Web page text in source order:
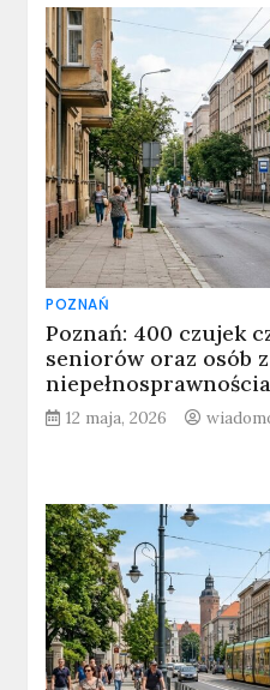
POZNAŃ
Poznań: 400 czujek
seniorów oraz osób z
12 maja, 2026